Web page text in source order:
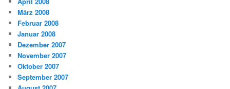
März 2008
Februar 2008
Januar 2008
Dezember 2007
November 2007
Oktober 2007
September 2007